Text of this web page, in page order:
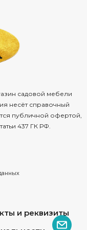
можно
или
садовой мебели
несёт справочный
публичной офертой,
437 ГК РФ.
и реквизиты